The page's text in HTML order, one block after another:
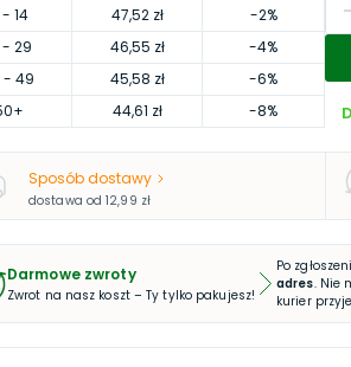
- 14 47,52 zł
-2%
- 29 46,55 zł
-4%
- 49 45,58 zł
-6%
+ 44,61 zł -8%
Sposób dostawy
dostawa od 12,99 zł
Darmowe zwroty
Zwrot na nasz koszt – Ty tylko pakujesz!
Po
adres. Nie
kurier